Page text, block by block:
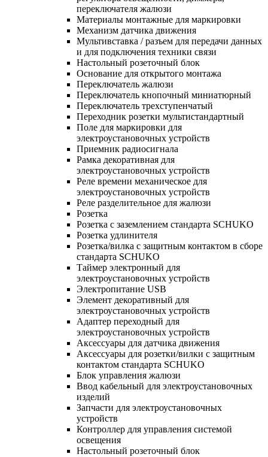
переключателя жалюзи
Материалы монтажные для маркировки
Механизм датчика движения
Мультивставка / разъем для передачи данных
и для подключения техники связи
Настольный розеточный блок
Основание для открытого монтажа
Переключатель жалюзи
Переключатель кнопочный миниатюрный
Переключатель трехступенчатый
Переходник розетки мультистандартный
Поле для маркировки для
электроустановочных устройств
Приемник радиосигнала
Рамка декоративная для
электроустановочных устройств
Реле времени механическое для
электроустановочных устройств
Реле разделительное для жалюзи
Розетка
Розетка с заземлением стандарта SCHUKO
Розетка удлинителя
Розетка/вилка с защитным контактом в сборе
стандарта SCHUKO
Таймер электронный для
электроустановочных устройств
Электропитание USB
Элемент декоративный для
электроустановочных устройств
Адаптер переходный для
электроустановочных устройств
Аксессуары для датчика движения
Аксессуары для розетки/вилки с защитным
контактом стандарта SCHUKO
Блок управления жалюзи
Ввод кабельный для электроустановочных
изделий
Запчасти для электроустановочных
устройств
Контроллер для управления системой
освещения
Настольный розеточный блок